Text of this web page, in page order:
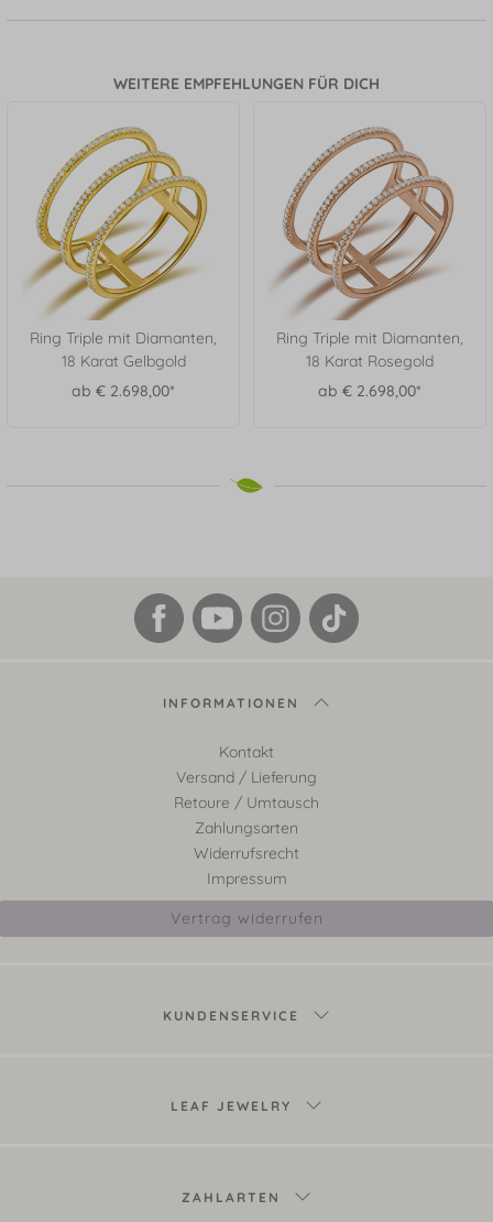
WEITERE EMPFEHLUNGEN FÜR DICH
Ring Triple mit Diamanten,
18 Karat Gelbgold
ab € 2.698,00*
Ring Triple mit Diamanten,
18 Karat Rosegold
ab € 2.698,00*
INFORMATIONEN
Kontakt
Versand / Lieferung
Retoure / Umtausch
Zahlungsarten
Widerrufsrecht
Impressum
Vertrag widerrufen
KUNDENSERVICE
LEAF JEWELRY
ZAHLARTEN